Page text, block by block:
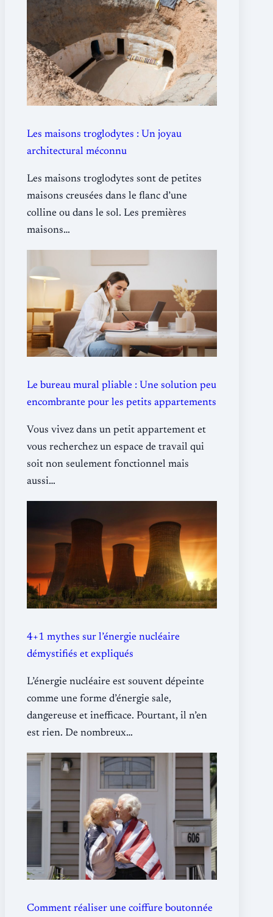
Les maisons troglodytes : Un joyau
architectural méconnu
Les maisons troglodytes sont de petites
maisons creusées dans le flanc d’une
colline ou dans le sol. Les premières
maisons…
Le bureau mural pliable : Une solution peu
encombrante pour les petits appartements
Vous vivez dans un petit appartement et
vous recherchez un espace de travail qui
soit non seulement fonctionnel mais
aussi…
4+1 mythes sur l’énergie nucléaire
démystifiés et expliqués
L’énergie nucléaire est souvent dépeinte
comme une forme d’énergie sale,
dangereuse et inefficace. Pourtant, il n’en
est rien. De nombreux…
Comment réaliser une coiffure boutonnée